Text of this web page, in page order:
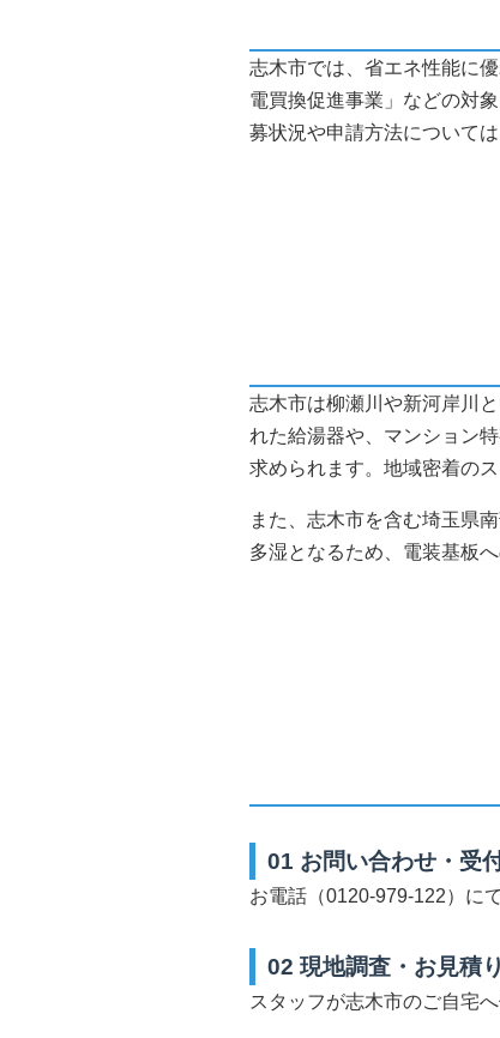
志木市では、省エネ性能に
電買換促進事業」などの対
募状況や申請方法について
志木市は柳瀬川や新河岸川
れた給湯器や、マンション
求められます。地域密着の
また、志木市を含む埼玉県
多湿となるため、電装基板
01 お問い合わせ・受
お電話（0120-979-122）に
02 現地調査・お見積り
スタッフが志木市のご自宅